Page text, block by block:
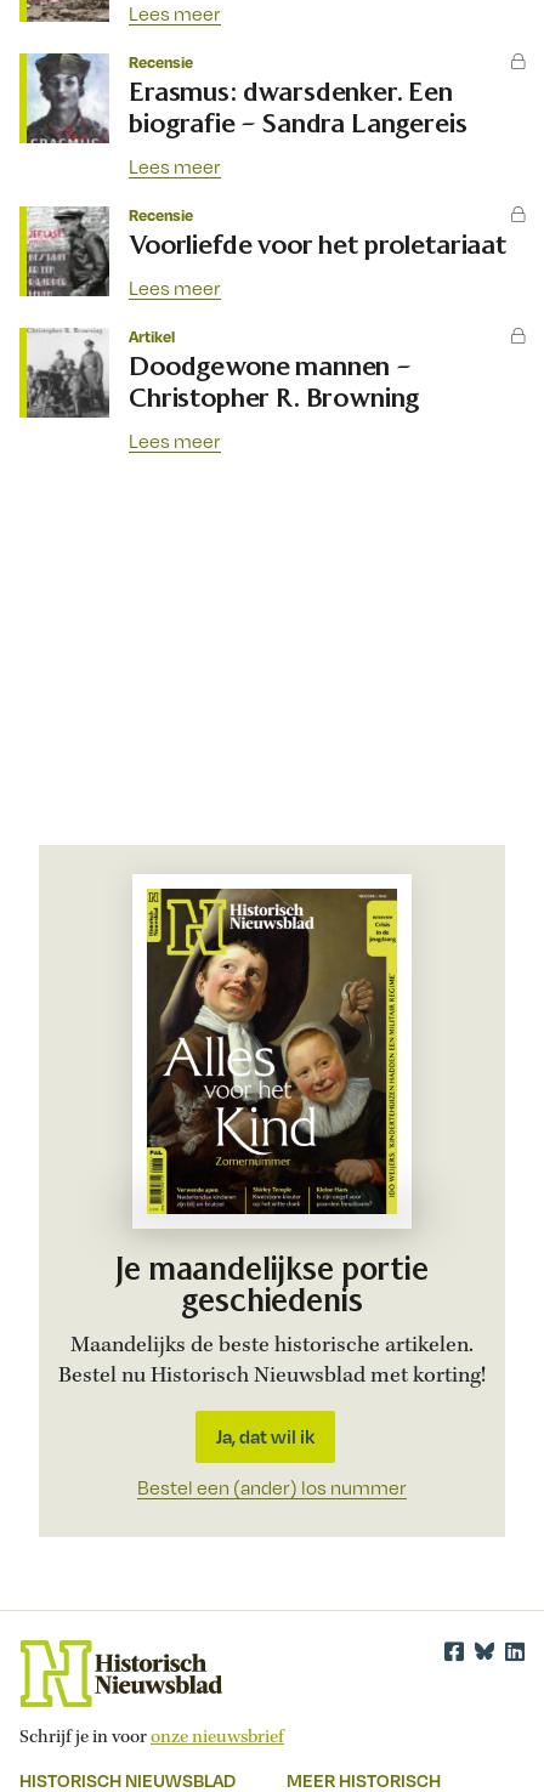
Lees meer
Recensie
Erasmus: dwarsdenker. Een
biografie – Sandra Langereis
Lees meer
Recensie
Voorliefde voor het proletariaat
Lees meer
Artikel
Doodgewone mannen –
Christopher R. Browning
Lees meer
Je maandelijkse portie
geschiedenis
Maandelijks de beste historische artikelen.
Bestel nu Historisch Nieuwsblad met korting!
Ja, dat wil ik
Bestel een (ander) los nummer
Schrijf je in vooronze nieuwsbrief
HISTORISCH NIEUWSBLAD MEER HISTORISCH